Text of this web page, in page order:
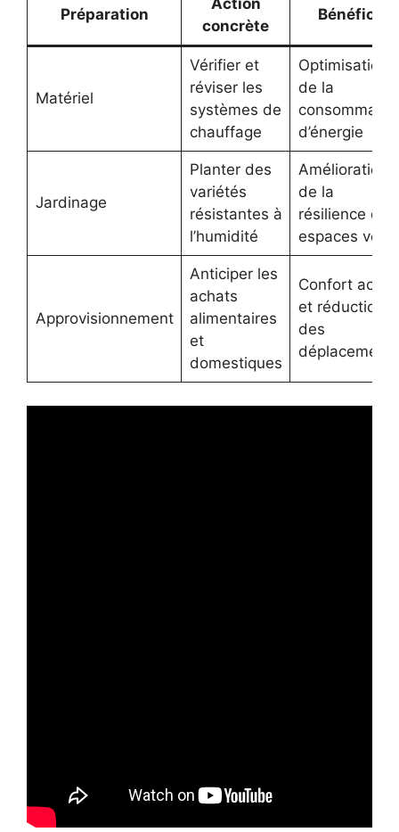
Préparation
Action
concrète
Bénéfice
Matériel
Vérifier et
réviser les
systèmes de
chauffage
Optimisation
de la
d’énergie
Jardinage
Planter des
variétés
résistantes à
l’humidité
Amélioration
de la
résilience des
espaces verts
Approvisionnement
Anticiper les
achats
alimentaires
et
domestiques
Confort accru
et réduction
des
déplacements